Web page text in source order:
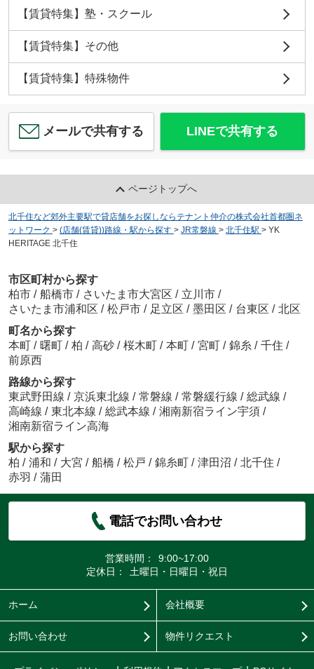
【賃貸特集】塾・スクール
【賃貸特集】その他
【賃貸特集】特殊物件
メールで共有する LINEで共有する
ページトップへ
北千住など郊外主要駅で貸店舗をお探しならテナント仲介の株式会社首都圏ネ
ットワーク > (店舗(賃貸))路線・駅から探す > JR常磐線 > 北千住駅 > YK
HERITAGE 北千住
市区町村から探す
柏市 / 船橋市 / さいたま市大宮区 / 立川市 /
さいたま市浦和区 / 松戸市 / 足立区 / 墨田区 / 台東区 / 北区
町名から探す
本町 / 曙町 / 柏 / 高砂 / 桜木町 / 本町 / 宮町 / 錦糸 / 千住 /
前原西
路線から探す
東武野田線 / 京浜東北線 / 常磐線 / 常磐緩行線 / 総武線 /
高崎線 / 東北本線 / 総武本線 / 湘南新宿ライン宇須 /
湘南新宿ライン高海
駅から探す
柏 / 浦和 / 大宮 / 船橋 / 松戸 / 錦糸町 / 津田沼 / 北千住 /
赤羽 / 蒲田
電話でお問い合わせ
営業時間：
9:00~17:00
定休日：
土曜日・日曜日・祝日
ホーム 会社概要
お問い合わせ 物件リクエスト